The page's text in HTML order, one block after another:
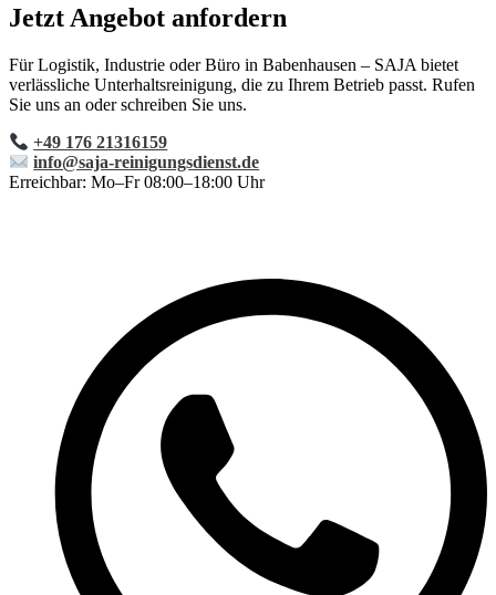
Jetzt Angebot anfordern
Für Logistik, Industrie oder Büro in Babenhausen – SAJA bietet
verlässliche Unterhaltsreinigung, die zu Ihrem Betrieb passt. Rufen
Sie uns an oder schreiben Sie uns.
+49 176 21316159
info@saja-reinigungsdienst.de
Erreichbar: Mo–Fr 08:00–18:00 Uhr